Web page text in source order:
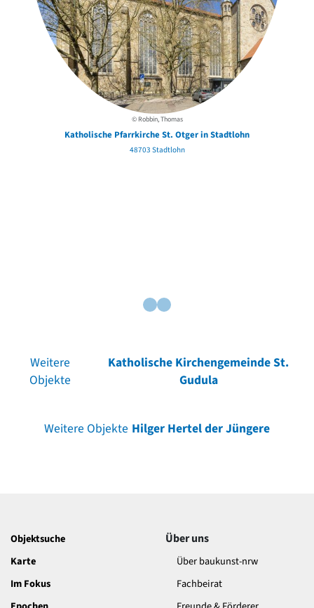
© Robbin, Thomas
Katholische Pfarrkirche St. Otger in Stadtlohn
48703 Stadtlohn
Weitere
Objekte
Katholische Kirchengemeinde St.
Gudula
Weitere Objekte Hilger Hertel der Jüngere
Objektsuche
Karte
Im Fokus
Über uns
Über baukunst-nrw
Fachbeirat